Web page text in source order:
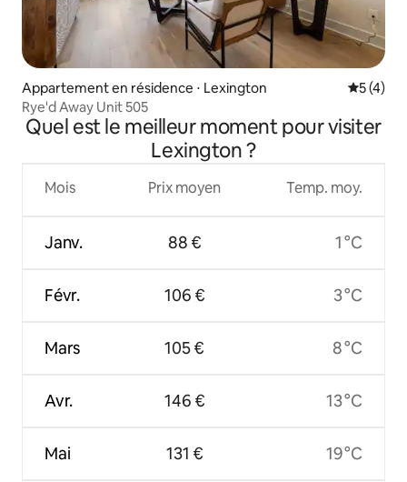
Appartement en résidence ⋅ Lexington
5 (4)
Rye'd Away Unit 505
Quel est le meilleur moment pour visiter
Lexington ?
Mois
Janv.
Févr.
Mars
Avr.
Mai
Prix moyen
88 €
106 €
105 €
146 €
131 €
Temp. moy.
1 °C
3 °C
8 °C
13 °C
19 °C